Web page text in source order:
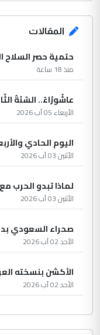
المقالات
حتمية حصر السلاح
منذ 18 ساعة
عاشُورْاءُ.. السّنَةُ
الأربعاء 05 آب 2026
اليوم الحادي
الأثنين 03 آب 2026
لماذا تبدو الحرب
الأثنين 03 آب 2026
صحراء السعودي
الأحد 02 آب 2026
الأكشن بنسخته
الأحد 02 آب 2026